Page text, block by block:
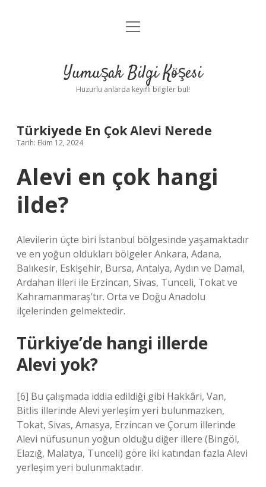
Anasayfa
Yasal Uyarı
menüyü
Yumuşak Bilgi Köşesi
Huzurlu anlarda keyifli bilgiler bul!
Türkiyede En Çok Alevi Nerede
Tarih: Ekim 12, 2024
Alevi en çok hangi
ilde?
Alevilerin üçte biri İstanbul bölgesinde yaşamaktadır
ve en yoğun oldukları bölgeler Ankara, Adana,
Balıkesir, Eskişehir, Bursa, Antalya, Aydın ve Damal,
Ardahan illeri ile Erzincan, Sivas, Tunceli, Tokat ve
Kahramanmaraş’tır. Orta ve Doğu Anadolu
ilçelerinden gelmektedir.
Türkiye’de hangi illerde
Alevi yok?
[6] Bu çalışmada iddia edildiği gibi Hakkâri, Van,
Bitlis illerinde Alevi yerleşim yeri bulunmazken,
Tokat, Sivas, Amasya, Erzincan ve Çorum illerinde
Alevi nüfusunun yoğun olduğu diğer illere (Bingöl,
Elazığ, Malatya, Tunceli) göre iki katından fazla Alevi
yerleşim yeri bulunmaktadır.